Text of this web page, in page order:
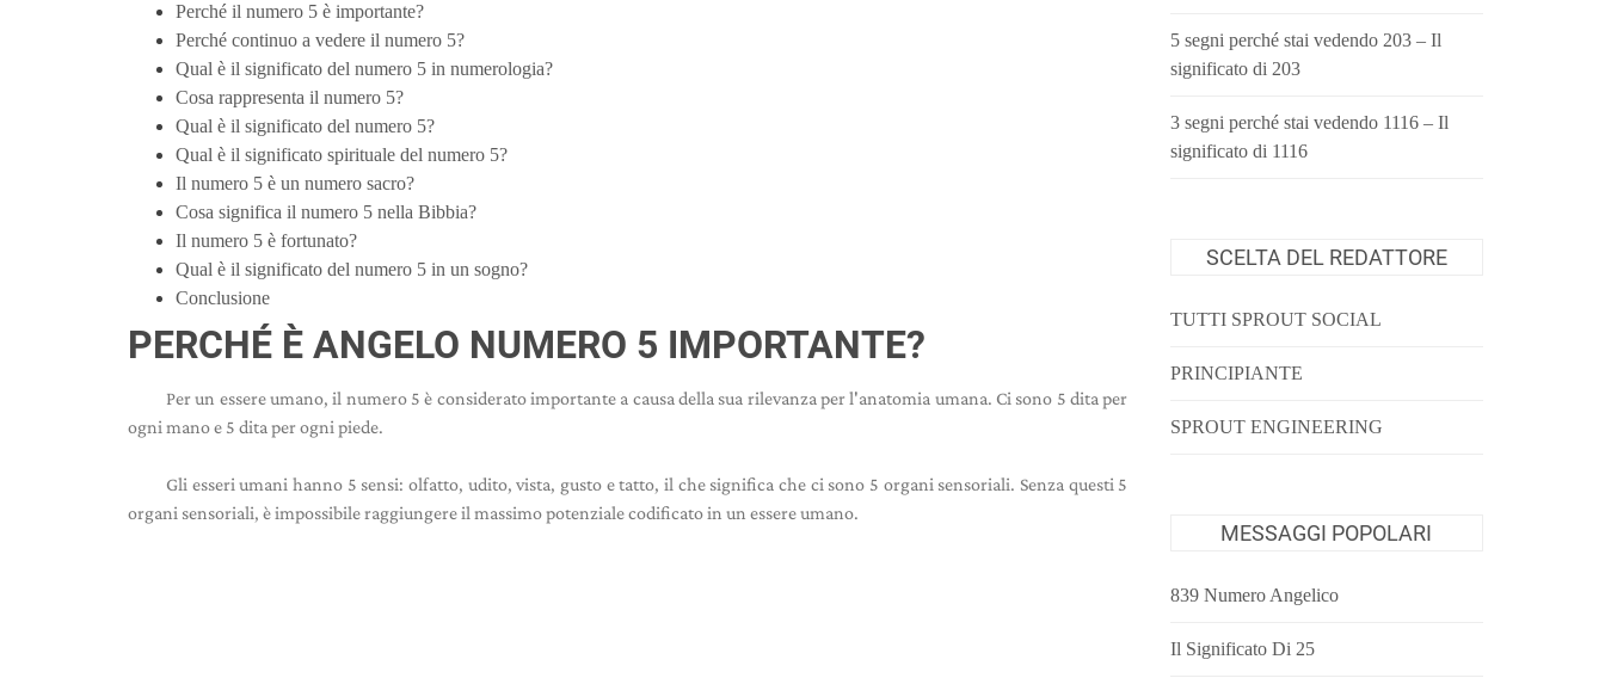
Perché il numero 5 è importante?
Perché continuo a vedere il numero 5?
Qual è il significato del numero 5 in numerologia?
Cosa rappresenta il numero 5?
Qual è il significato del numero 5?
Qual è il significato spirituale del numero 5?
Il numero 5 è un numero sacro?
Cosa significa il numero 5 nella Bibbia?
Il numero 5 è fortunato?
Qual è il significato del numero 5 in un sogno?
Conclusione
PERCHÉ È ANGELO NUMERO 5 IMPORTANTE?
Per un essere umano, il numero 5 è considerato importante a causa della sua rilevanza per l'anatomia umana. Ci sono 5 dita per
ogni mano e 5 dita per ogni piede.
Gli esseri umani hanno 5 sensi: olfatto, udito, vista, gusto e tatto, il che significa che ci sono 5 organi sensoriali. Senza questi 5
organi sensoriali, è impossibile raggiungere il massimo potenziale codificato in un essere umano.
5 segni perché stai vedendo 203 – Il
significato di 203
3 segni perché stai vedendo 1116 – Il
significato di 1116
SCELTA DEL REDATTORE
TUTTI SPROUT SOCIAL
PRINCIPIANTE
SPROUT ENGINEERING
MESSAGGI POPOLARI
839 Numero Angelico
Il Significato Di 25